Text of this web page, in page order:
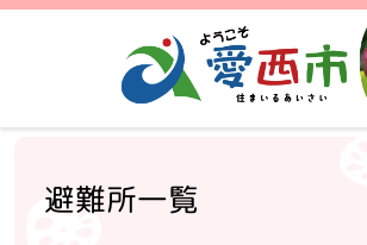
避難所一覧